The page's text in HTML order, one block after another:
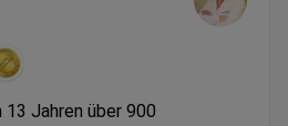
13 Jahren über 900